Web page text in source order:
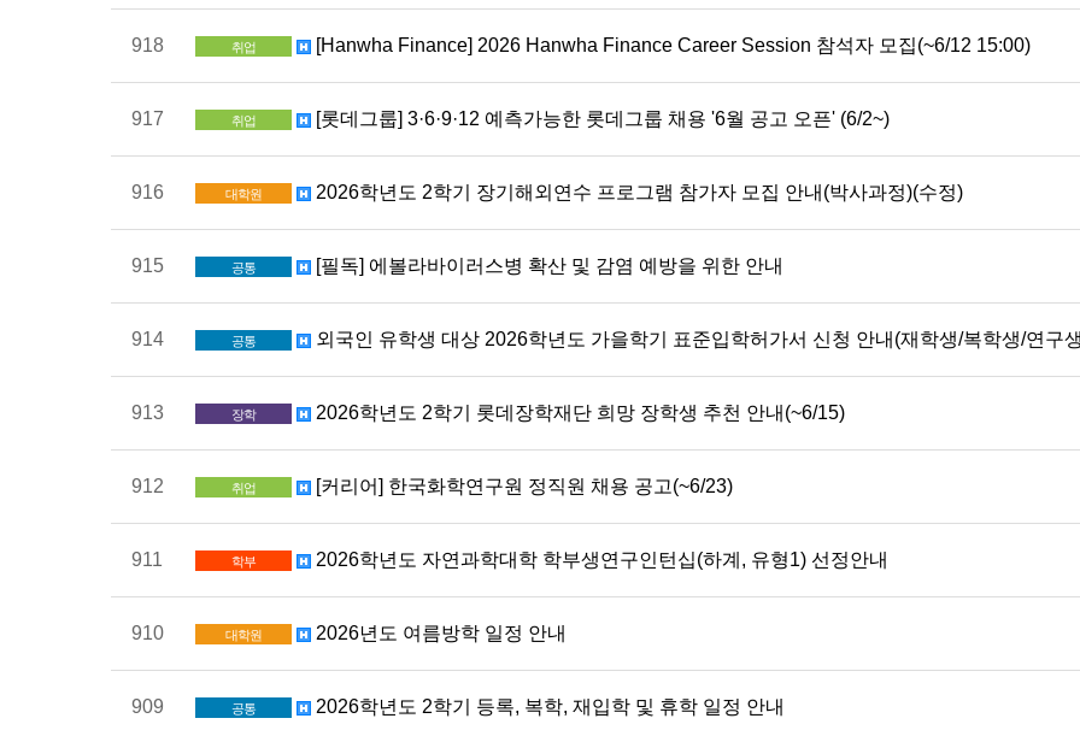
918 취업 [Hanwha Finance] 2026 Hanwha Finance Career Session 참석자 모집(~6/12 15:00)
917 취업 [롯데그룹] 3·6·9·12 예측가능한 롯데그룹 채용 '6월 공고 오픈' (6/2~)
916 대학원 2026학년도 2학기 장기해외연수 프로그램 참가자 모집 안내(박사과정)(수정)
915 공통 [필독] 에볼라바이러스병 확산 및 감염 예방을 위한 안내
914 공통 외국인 유학생 대상 2026학년도 가을학기 표준입학허가서 신청 안내(재학생/복학생/연구
913 장학 2026학년도 2학기 롯데장학재단 희망 장학생 추천 안내(~6/15)
912 취업 [커리어] 한국화학연구원 정직원 채용 공고(~6/23)
911 학부 2026학년도 자연과학대학 학부생연구인턴십(하계, 유형1) 선정안내
910 대학원 2026년도 여름방학 일정 안내
909 공통 2026학년도 2학기 등록, 복학, 재입학 및 휴학 일정 안내